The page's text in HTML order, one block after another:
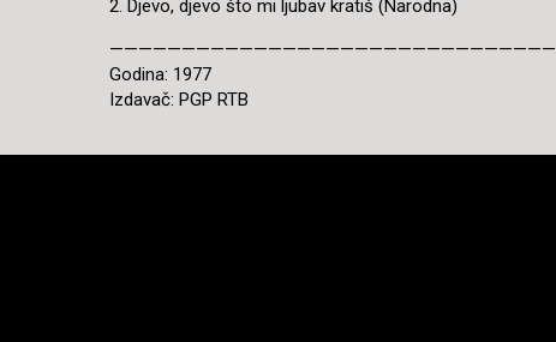
2. Djevo, djevo što mi ljubav kratiš (Narodna)
———————————————————————————————
Godina: 1977
Izdavač: PGP RTB